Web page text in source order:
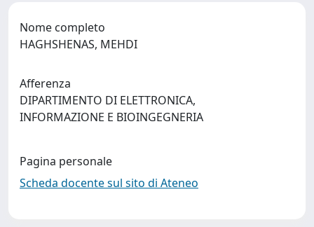
Nome completo
HAGHSHENAS, MEHDI
Afferenza
DIPARTIMENTO DI ELETTRONICA,
INFORMAZIONE E BIOINGEGNERIA
Pagina personale
Scheda docente sul sito di Ateneo